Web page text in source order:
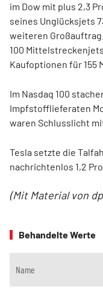
im Dow mit plus 2,3
seines Unglücksjets
weiteren
100
Kaufoptionen für 155
Im Nasdaq 100
Impfstofflieferaten
waren Schlusslicht
Tesla setzte die
nachrichtenlos 1,2
(Mit Material von
Behandelte Werte
Name